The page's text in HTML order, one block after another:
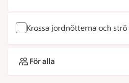
Krossa jordnötterna och
För alla